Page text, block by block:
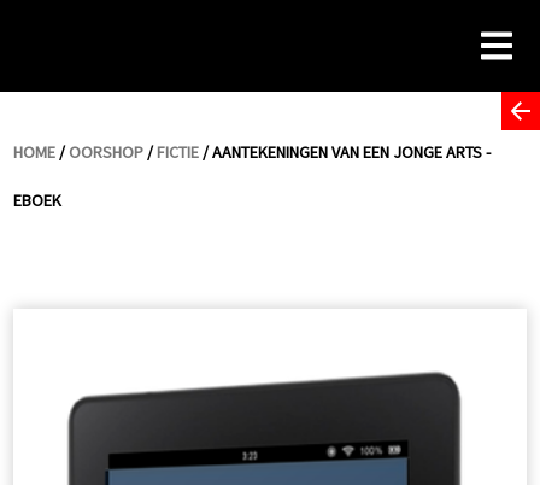
HOME/OORSHOP/FICTIE/ AANTEKENINGEN VAN EEN JONGE ARTS -
EBOEK